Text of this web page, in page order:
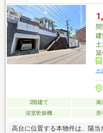
間
築
そ
2階建て 南
浴室乾燥機
所
高台に位置する本物件は、陽